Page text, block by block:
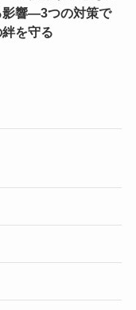
影響—3つの対策で
を守る